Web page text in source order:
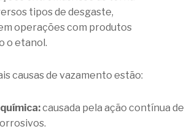
tipos de desgaste,
operações com produtos
o etanol.
causas de vazamento estão:
causada pela ação contínua de